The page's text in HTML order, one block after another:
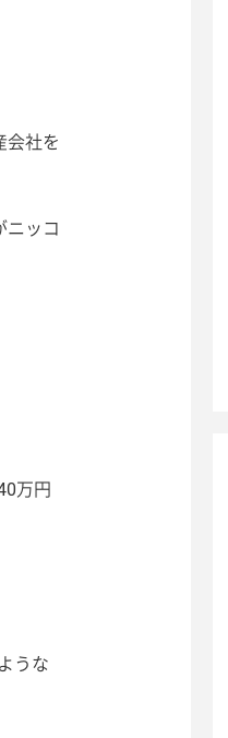
会社を
ニッコ
万円
うな